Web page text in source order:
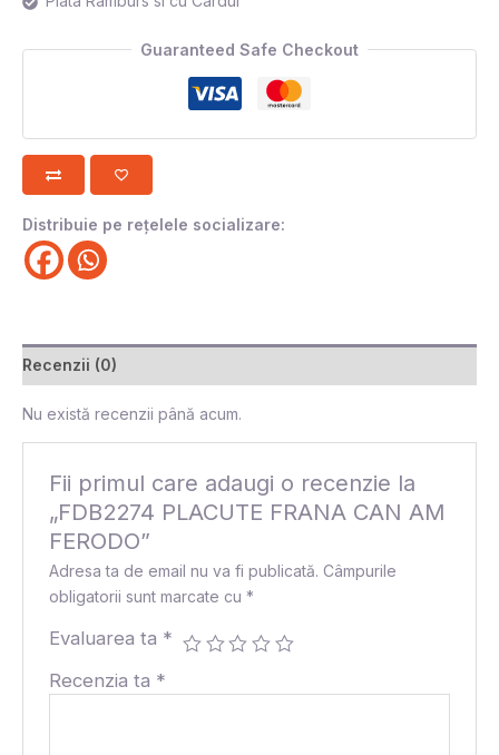
Guaranteed Safe Checkout
Distribuie pe rețelele socializare:
Recenzii (0)
Nu există recenzii până acum.
Fii primul care adaugi o recenzie la
„FDB2274 PLACUTE FRANA CAN AM
FERODO”
Adresa ta de email nu va fi publicată. Câmpurile
obligatorii sunt marcate cu*
Evaluarea ta *
Recenzia ta *